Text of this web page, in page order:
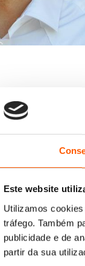
Este website
Utilizamos
tráfego. Também
publicidade e de
partir da sua
autor